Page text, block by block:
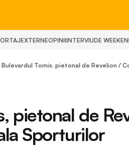
EXTERNEOPINIIINTERVIUDE
Bulevardul Tomis, pietonal de Revelion /
pietonal de
Sporturilor